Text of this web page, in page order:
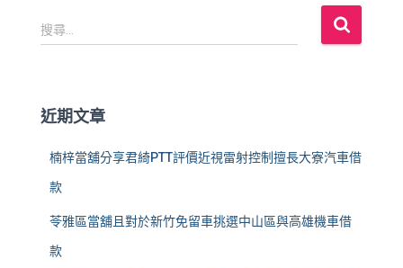
搜
尋
:
搜尋...
近期文章
楠梓當舖分享君綺PTT評價近視雷射控制擅長大寮汽車借
款
苓雅區當舖且對於新竹免留車挑選中山區與高雄機車借
款